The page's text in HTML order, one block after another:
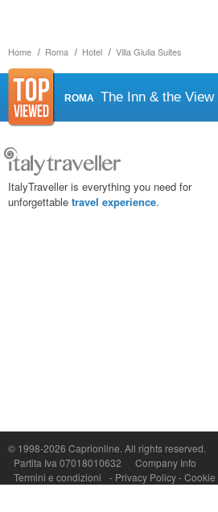
Home Roma Hotel Villa Giulia Suites
ROMA The Inn & the
ItalyTraveller is everything you need for
unforgettable travel experience.
© 1998-2026 Caprionline. All rights reserved.
Partita Iva 07018010632
Company Info
Termini e condizioni
- Privacy Policy-Cookie
P.Iva, C.F. e n.Reg.Imprese Napoli: